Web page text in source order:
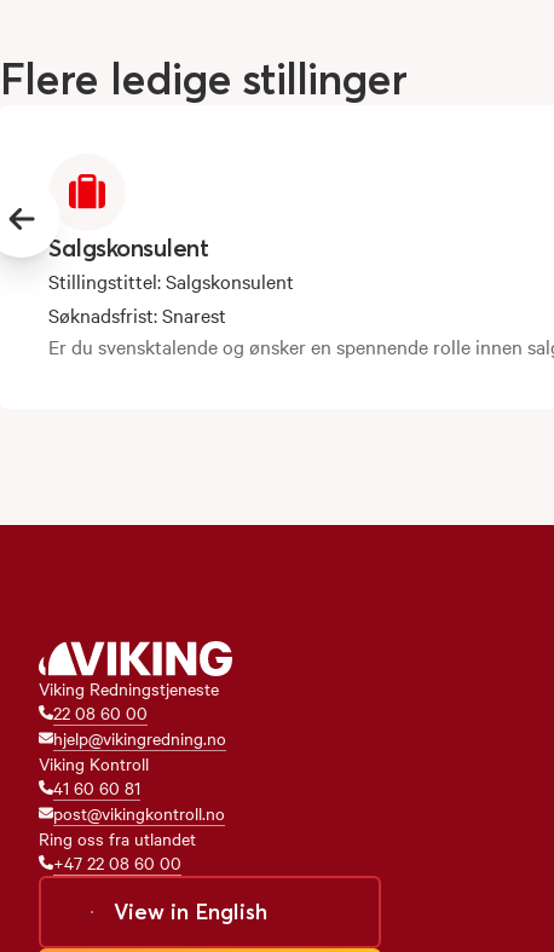
Flere ledige stillinger
Salgskonsulent
Stillingstittel:Salgskonsulent
Søknadsfrist:Snarest
Er du svensktalende og ønsker en spennende rolle innen
Previous slide
Viking Redningstjeneste
22 08 60 00
hjelp@vikingredning.no
Viking Kontroll
41 60 60 81
post@vikingkontroll.no
Ring oss fra utlandet
+47 22 08 60 00
View in English